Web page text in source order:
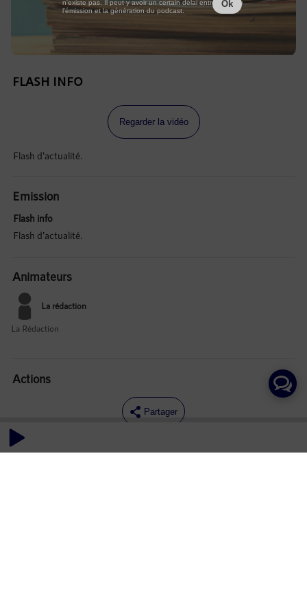
FLASH INFO
Regarder la vidéo
Flash d'actualité.
Emission
Flash info
Flash d'actualité.
Animateurs
La rédaction
La Rédaction
Actions
Partager
Commentaires
n'existe pas. Il peut y avoir un certain délai entre la fin de
l'émission et la génération du podcast.
Ok